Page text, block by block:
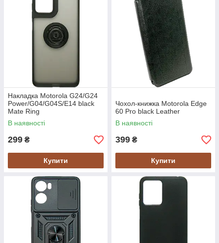
Накладка Motorola G24/G24
Power/G04/G04S/E14 black
Mate Ring
В наявності
299 ₴
Купити
Чохол-книжка Motorola Edge
60 Pro black Leather
В наявності
399 ₴
Купити